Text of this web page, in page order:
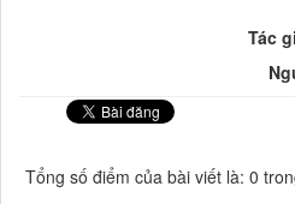
Tác
Tổng số điểm của bài viết là: 0